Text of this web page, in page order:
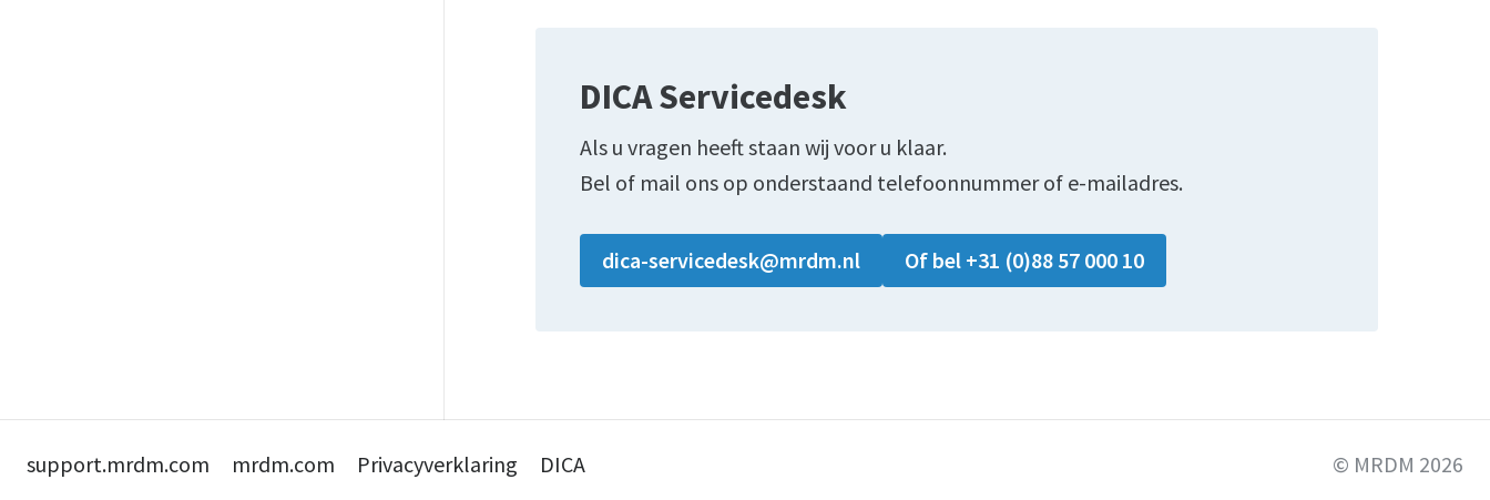
DICA Servicedesk
Als u vragen heeft staan wij voor u klaar.
Bel of mail ons op onderstaand telefoonnummer of e-mailadres.
dica-servicedesk@mrdm.nl Of bel +31 (0)88 57 000 10
support.mrdm.com mrdm.com Privacyverklaring DICA © MRDM 2026